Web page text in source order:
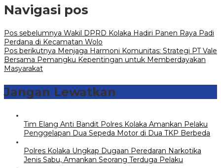
Navigasi pos
Pos sebelumnya Wakil DPRD Kolaka Hadiri Panen Raya Padi
Perdana di Kecamatan Wolo
Pos berikutnya Menjaga Harmoni Komunitas: Strategi PT Vale
Bersama Pemangku Kepentingan untuk Memberdayakan
Masyarakat
Jangan Lewatkan
Tim Elang Anti Bandit Polres Kolaka Amankan Pelaku
Penggelapan Dua Sepeda Motor di Dua TKP Berbeda
Polres Kolaka Ungkap Dugaan Peredaran Narkotika
Jenis Sabu, Amankan Seorang Terduga Pelaku